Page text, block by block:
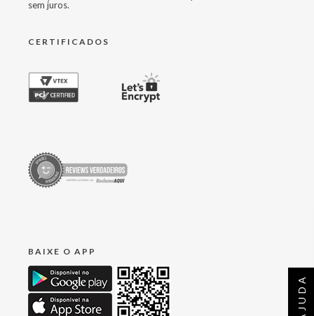
AJUDA
sem juros.
CERTIFICADOS
BAIXE O APP